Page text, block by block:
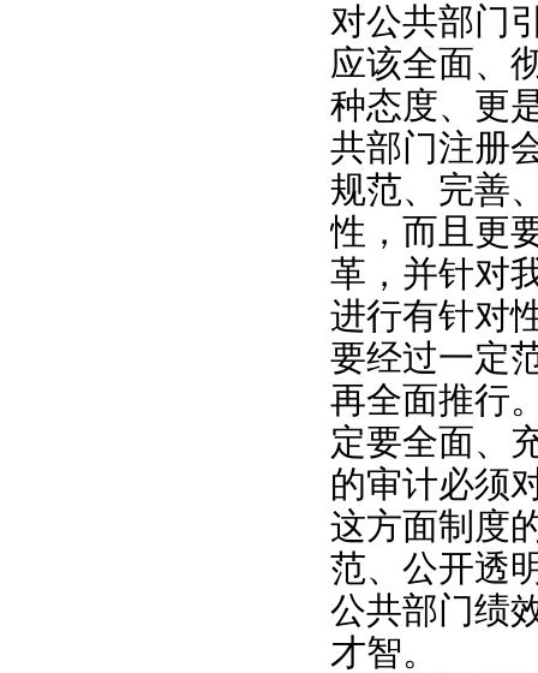
对公共部门
应该全面、
种态度、更
共部门注册
规范、完善
性，而且更
革，并针对
进行有针对
要经过一定
再全面推行
定要全面、
的审计必须
这方面制度
范、公开透
公共部门绩
才智。